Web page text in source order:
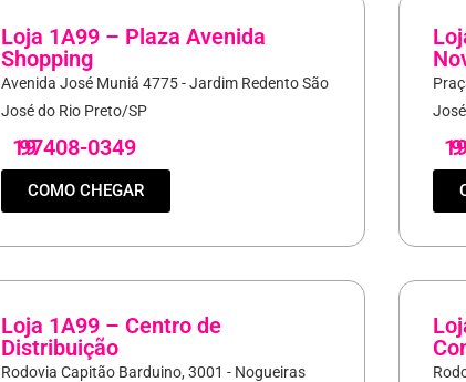
Loja 1A99 – Plaza Avenida
Shopping
Avenida José Muniá 4775 - Jardim Redento São
José do Rio Preto/SP
19
97408-0349
COMO CHEGAR
Loja 1A99 – Centro de
Distribuição
Rodovia Capitão Barduino, 3001 - Nogueiras